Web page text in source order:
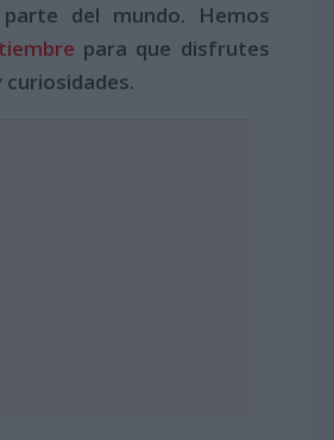
del mundo. Hemos
para que disfrutes